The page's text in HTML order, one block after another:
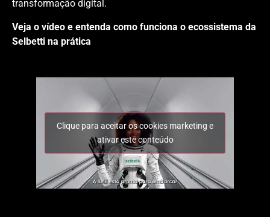
transformação digital.
Veja o vídeo e entenda como funciona o ecossistema da
Selbetti na prática
Clique para aceitar os cookies marketing e
ativar este conteúdo